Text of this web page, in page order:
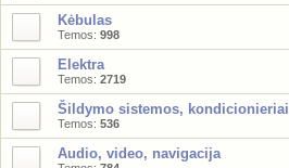
Kėbulas
Temos: 998
Elektra
Temos: 2719
Šildymo sistemos, kondicionieriai
Temos: 536
Audio, video, navigacija